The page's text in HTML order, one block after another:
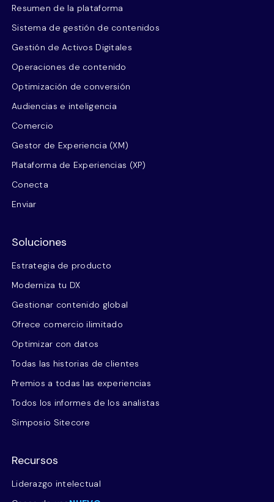
Resumen de la plataforma
Sistema de gestión de contenidos
Gestión de Activos Digitales
Operaciones de contenido
Optimización de conversión
Audiencias e inteligencia
Comercio
Gestor de Experiencia (XM)
Plataforma de Experiencias (XP)
Conecta
Enviar
Soluciones
Estrategia de producto
Moderniza tu DX
Gestionar contenido global
Ofrece comercio ilimitado
Optimizar con datos
Todas las historias de clientes
Premios a todas las experiencias
Todos los informes de los analistas
Simposio Sitecore
Recursos
Liderazgo intelectual